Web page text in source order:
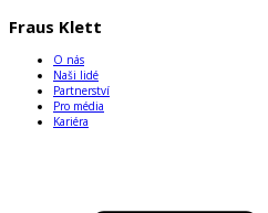
Fraus Klett
O nás
Naši lidé
Partnerství
Pro média
Kariéra